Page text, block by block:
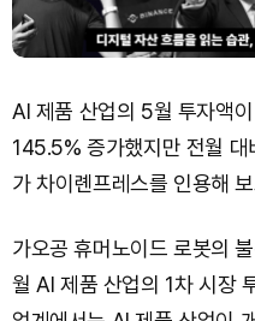
AI 제품 산업의 5월 투자액
145.5% 증가했지만 전월
가 차이롄프레스를 인용해
가오공 휴머노이드 로봇의
월 AI 제품 산업의 1차 시장